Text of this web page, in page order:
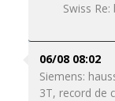
Swiss
06/08 08:02
Siemens:
3T, record de